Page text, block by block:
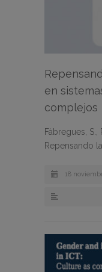
en
complejos
Fàbregues, S.,
Repensando
18